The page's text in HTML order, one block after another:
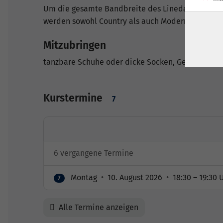
Um die gesamte Bandbreite des Linedance zu
werden sowohl Country als auch Modern Tänze
Mitzubringen
tanzbare Schuhe oder dicke Socken, Getränk
Kurstermine 7
6 vergangene Termine
7 Montag • 10. August 2026 • 18:30 – 19:30
Alle Termine anzeigen